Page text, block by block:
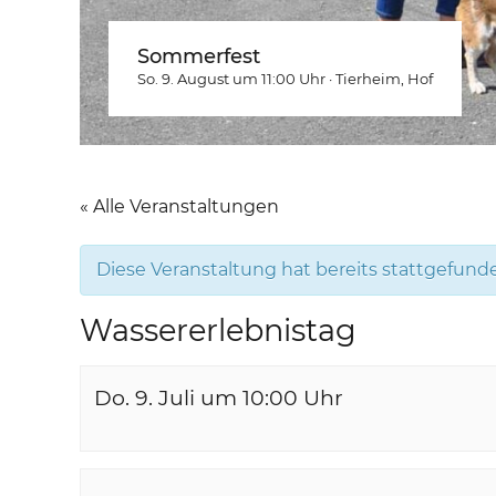
Sommerfest
So. 9. August um 11:00 Uhr ·Tierheim , Hof
« Alle Veranstaltungen
Diese Veranstaltung hat bereits
Wassererlebnistag
Do. 9. Juli um 10:00 Uhr